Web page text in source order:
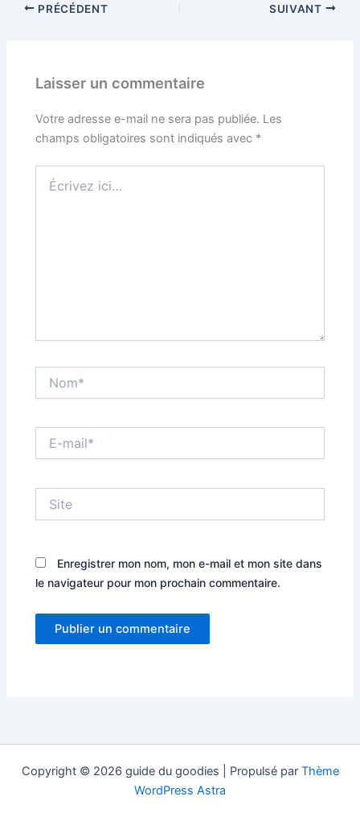
PRÉCÉDENT SUIVANT
Laisser un commentaire
Votre adresse e-mail ne sera pas publiée. Les
champs obligatoires sont indiqués avec *
ici…
mail*
Enregistrer mon nom, mon e-mail et mon site dans
le navigateur pour mon prochain commentaire.
Copyright © 2026 guide du goodies | Propulsé par Thème
WordPress Astra